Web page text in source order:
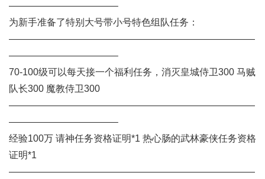
———————————–
为新手准备了特别大号带小号特色组队任务：
——————————————————————————
———————————–
70-100级可以每天接一个福利任务，消灭皇城侍卫300 马贼
队长300 魔教侍卫300
——————————————————————————
———————————–
经验100万 请神任务资格证明*1 热心肠的武林豪侠任务资格
证明*1
——————————————————————————